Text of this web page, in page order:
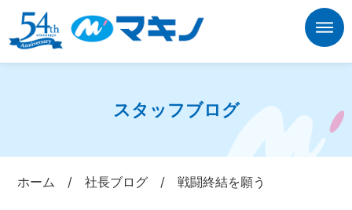
スタッフブログ
ホーム /社長ブログ /戦闘終結を願う